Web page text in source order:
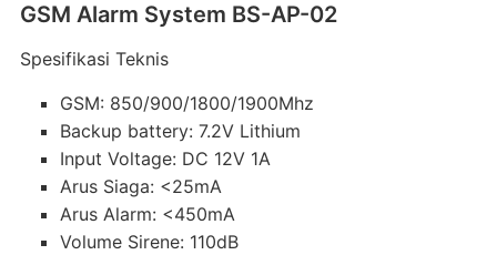
GSM Alarm System BS-AP-02
Spesifikasi Teknis
GSM: 850/900/1800/1900Mhz
Backup battery: 7.2V Lithium
Input Voltage: DC 12V 1A
Arus Siaga: <25mA
Arus Alarm: <450mA
Volume Sirene: 110dB